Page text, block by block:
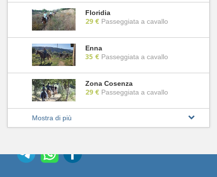
Floridia
29 € Passeggiata a cavallo
Enna
35 € Passeggiata a cavallo
Zona Cosenza
29 € Passeggiata a cavallo
Mostra di più